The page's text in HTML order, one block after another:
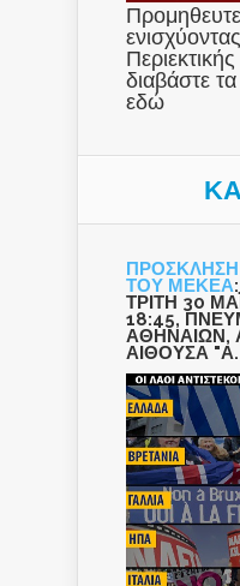
διαβάστε
εδώ
ΤΟΥ ΜΕΚΕΑ:
ΤΡΙΤΗ 30
18:45,
ΑΘΗΝΑΙΩΝ,
ΑΙΘΟΥΣΑ "Α.